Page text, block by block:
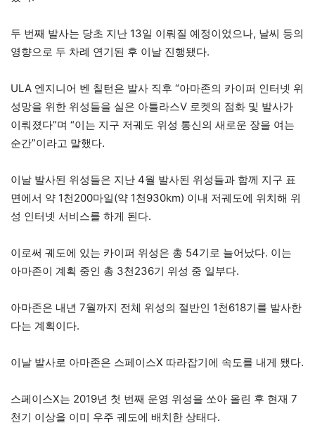
두 번째 발사는 당초 지난 13일 이뤄질 예정이었으나, 날씨 등의
영향으로 두 차례 연기된 후 이날 진행됐다.
ULA 엔지니어 벤 칠턴은 발사 직후 “아마존의 카이퍼 인터넷 위
성망을 위한 위성들을 실은 아틀라스V 로켓의 점화 및 발사가
이뤄졌다”며 “이는 지구 저궤도 위성 통신의 새로운 장을 여는
순간”이라고 말했다.
이날 발사된 위성들은 지난 4월 발사된 위성들과 함께 지구 표
면에서 약 1천200마일(약 1천930km) 이내 저궤도에 위치해 위
성 인터넷 서비스를 하게 된다.
이로써 궤도에 있는 카이퍼 위성은 총 54기로 늘어났다. 이는
아마존이 계획 중인 총 3천236기 위성 중 일부다.
아마존은 내년 7월까지 전체 위성의 절반인 1천618기를 발사한
다는 계획이다.
이날 발사로 아마존은 스페이스X 따라잡기에 속도를 내게 됐다.
스페이스X는 2019년 첫 번째 운영 위성을 쏘아 올린 후 현재 7
천기 이상을 이미 우주 궤도에 배치한 상태다.